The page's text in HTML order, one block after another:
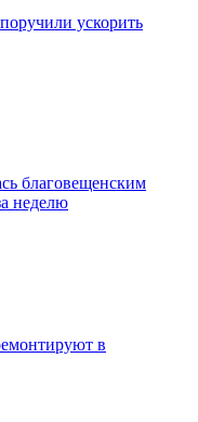
ускорить
благовещенским
неделю
в